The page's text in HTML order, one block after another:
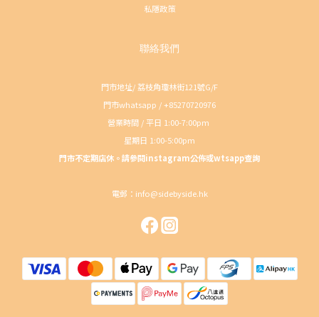
私隱政策
聯絡我們
門市地址/ 荔枝角瓊林街121號G/F
門市whatsapp / +85270720976
營業時間 / 平日 1:00-7:00pm
星期日 1:00-5:00pm
門市不定期店休。請參閱instagram公佈或wtsapp查詢
電郵：info@sidebyside.hk